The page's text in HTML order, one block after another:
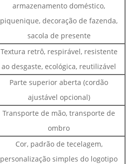
armazenamento doméstico,
piquenique, decoração de fazenda,
sacola de presente
Textura retrô, respirável, resistente
ao desgaste, ecológica, reutilizável
Parte superior aberta (cordão
ajustável opcional)
Transporte de mão, transporte de
ombro
Cor, padrão de tecelagem,
personalização simples do logotipo